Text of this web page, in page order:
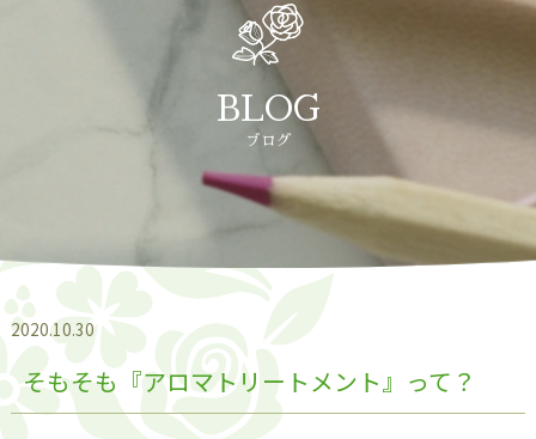
BLOG
ブログ
2020.10.30
そもそも『アロマトリートメント』って？